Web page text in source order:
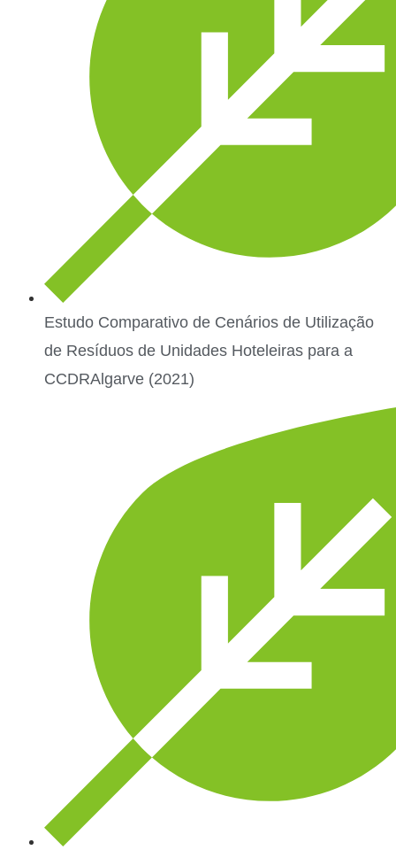
Estudo Comparativo de Cenários de Utilização
de Resíduos de Unidades Hoteleiras para a
CCDRAlgarve (2021)